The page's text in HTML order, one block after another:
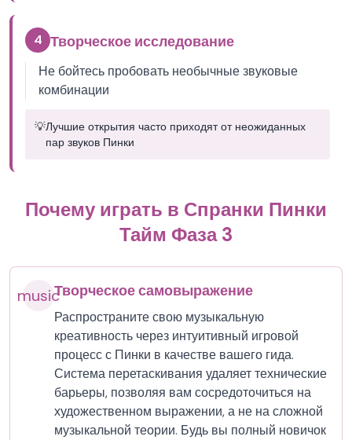
4 Творческое исследование
Не бойтесь пробовать необычные звуковые
комбинации
💡Лучшие открытия часто приходят от неожиданных
пар звуков Пинки
Почему играть в Спранки Пинки
Тайм Фаза 3
musicТворческое самовыражение
Распространите свою музыкальную
креативность через интуитивный игровой
процесс с Пинки в качестве вашего гида.
Система перетаскивания удаляет технические
барьеры, позволяя вам сосредоточиться на
художественном выражении, а не на сложной
музыкальной теории. Будь вы полный новичок